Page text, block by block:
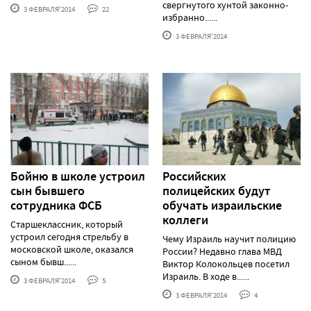
3 ФЕВРАЛЯ'2014 22
свергнутого хунтой законно-
избранно......
3 ФЕВРАЛЯ'2014
Бойню в школе устроил
сын бывшего
сотрудника ФСБ
Старшеклассник, который
устроил сегодня стрельбу в
московской школе, оказался
сыном бывш......
3 ФЕВРАЛЯ'2014 5
Российских
полицейских будут
обучать израильские
коллеги
Чему Израиль научит полицию
России? Недавно глава МВД
Виктор Колокольцев посетил
Израиль. В ходе в......
3 ФЕВРАЛЯ'2014 4